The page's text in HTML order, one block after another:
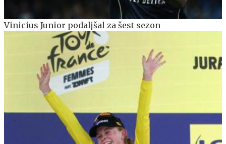
Vinicius Junior podaljšal za šest sezon